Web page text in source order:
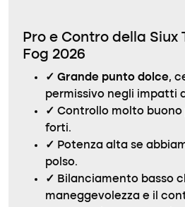
Pro e Contro della Siux
Fog 2026
✓ Grande punto dolce,
permissivo negli impatti
✓ Controllo molto
forti.
✓ Potenza alta se
polso.
✓ Bilanciamento basso
maneggevolezza e il